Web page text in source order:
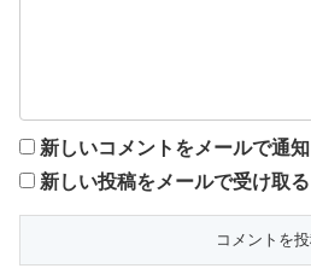
新しいコメントをメールで通知
新しい投稿をメールで受け取る